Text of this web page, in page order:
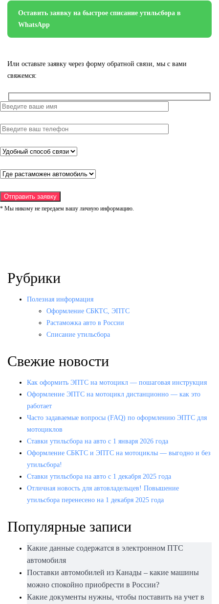
Оставить заявку на быстрое списание утильсбора в
WhatsApp
Или оставьте заявку через форму обратной связи, мы с вами
свяжемся:
* Мы никому не передаем вашу личную информацию.
Рубрики
Полезная информация
Оформление СБКТС, ЭПТС
Растаможка авто в России
Списание утильсбора
Свежие новости
Как оформить ЭПТС на мотоцикл — пошаговая инструкция
Оформление ЭПТС на мотоцикл дистанционно — как это
работает
Часто задаваемые вопросы (FAQ) по оформлению ЭПТС для
мотоциклов
Ставки утильсбора на авто с 1 января 2026 года
Оформление СБКТС и ЭПТС на мотоциклы — выгодно и без
утильсбора!
Ставки утильсбора на авто с 1 декабря 2025 года
Отличная новость для автовладельцев! Повышение
утильсбора перенесено на 1 декабря 2025 года
Популярные записи
Какие данные содержатся в электронном ПТС
автомобиля
Поставки автомобилей из Канады – какие машины
можно спокойно приобрести в России?
Какие документы нужны, чтобы поставить на учет в